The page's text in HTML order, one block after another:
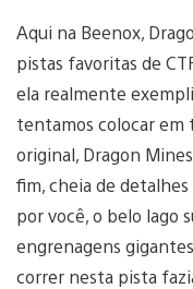
Aqui na Beenox,
pistas favoritas de
ela realmente
tentamos colocar em
original, Dragon
fim, cheia de detalhes
por você, o belo lago
engrenagens
correr nesta pista